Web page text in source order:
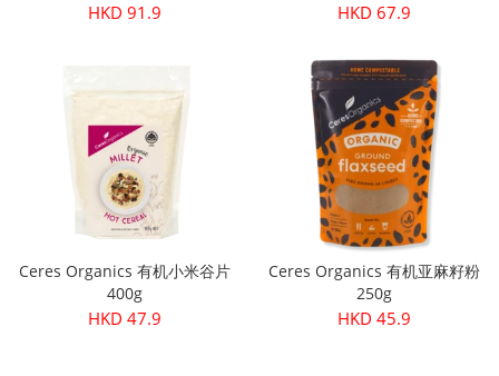
HKD 91.9 HKD 67.9
Ceres Organics 有机小米谷片
400g
HKD 47.9
Ceres Organics 有机亚麻籽粉
250g
HKD 45.9